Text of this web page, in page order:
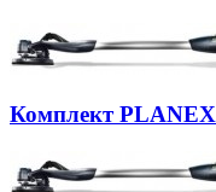
Комплект PLANEX